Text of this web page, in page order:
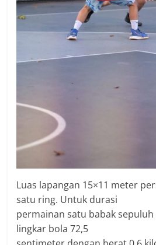
Luas lapangan 15×11 meter
satu ring. Untuk durasi
permainan satu babak
lingkar bola 72,5